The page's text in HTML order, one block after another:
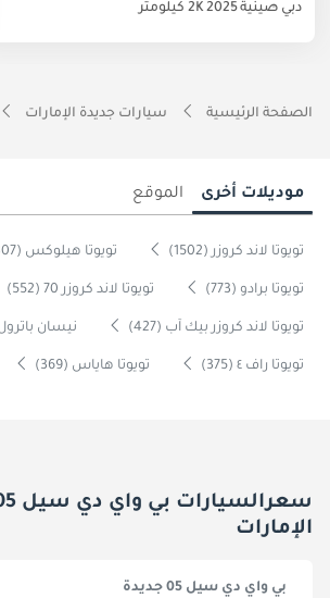
دبي صينية20252K كيلومتر
الصفحة الرئيسية سيارات جديدة الإمارات
موديلات أخرى الموقع
تويوتا لاند كروزر (1502) تويوتا هيلوكس (1307)
تويوتا برادو (773) تويوتا لاند كروزر 70 (552)
تويوتا لاند كروزر بيك آب (427) نيسان باترول
تويوتا راف ٤ (375) تويوتا هاياس (369)
الإمارات
بي واي دي سيل 05 جديدة